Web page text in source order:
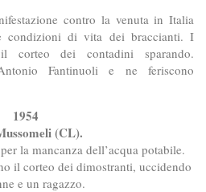
contro la venuta in Italia
condizioni di vita dei braccianti. I
corteo dei contadini sparando.
Fantinuoli e ne feriscono
1954
(CL).
la mancanza dell’acqua potabile.
il corteo dei dimostranti, uccidendo
e un ragazzo.